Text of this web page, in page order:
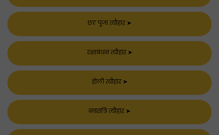
छठ पूजा त्यौहार➤
रक्षाबंधन त्यौहार➤
होली त्यौहार➤
नवरात्रि त्यौहार➤